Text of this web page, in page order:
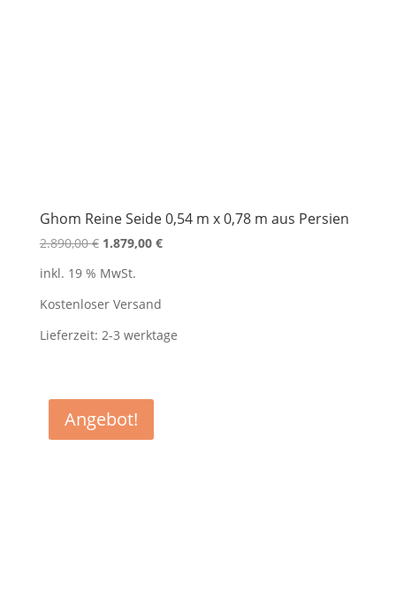
Ghom Reine Seide 0,54 m x 0,78 m aus Persien
2.890,00€ Ursprünglicher
war:
2.890,00 €
1.879,00 €Aktueller
inkl. 19 % MwSt.
Kostenloser Versand
Lieferzeit: 2-3 werktage
Angebot!